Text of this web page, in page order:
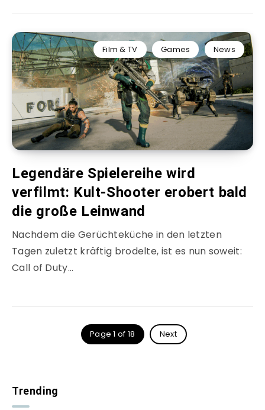
Film & TV Games News
Legendäre Spielereihe wird
verfilmt: Kult-Shooter erobert bald
die große Leinwand
Nachdem die Gerüchteküche in den letzten
Tagen zuletzt kräftig brodelte, ist es nun soweit:
Call of Duty…
Page 1 of 18 Next
Trending